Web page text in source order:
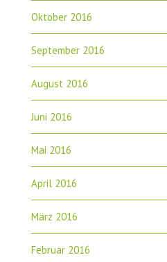
Oktober 2016
September 2016
August 2016
Juni 2016
Mai 2016
April 2016
März 2016
Februar 2016